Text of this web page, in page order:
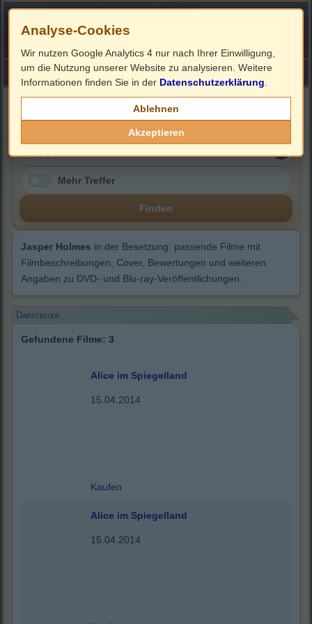
HOME ImpressumLinks
Jasper Holmes
Mehr Treffer
Finden
Jasper Holmes in der Besetzung: passende Filme mit
Filmbeschreibungen, Cover, Bewertungen und weiteren
Angaben zu DVD- und Blu-ray-Veröffentlichungen.
Darsteller
Gefundene Filme: 3
Alice im Spiegelland
15.04.2014
Kaufen
Alice im Spiegelland
15.04.2014
Analyse-Cookies
Wir nutzen Google Analytics 4 nur nach Ihrer Einwilligung,
um die Nutzung unserer Website zu analysieren. Weitere
Informationen finden Sie in der Datenschutzerklärung
Ablehnen
Akzeptieren